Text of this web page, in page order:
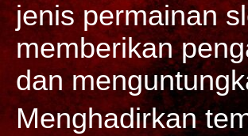
jenis permainan
memberikan
dan
Menghadirkan